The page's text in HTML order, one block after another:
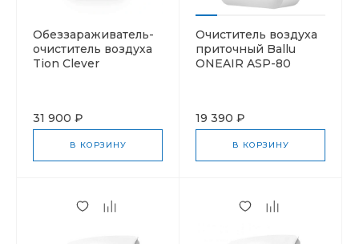
Обеззараживатель-
очиститель воздуха
Tion Clever
31 900 ₽
В КОРЗИНУ
Очиститель воздуха
приточный Ballu
ONEAIR ASP-80
19 390 ₽
В КОРЗИНУ